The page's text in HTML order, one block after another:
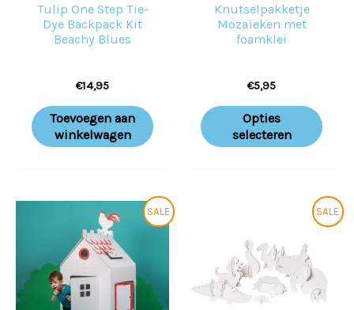
Tulip One Step Tie-
Dye Backpack Kit
Beachy Blues
€14,95
Toevoegen aan
winkelwagen
Knutselpakketje
Mozaïeken met
foamklei
€5,95
Opties
selecteren
SALE
Oorspronkelijke
prijs
was:
€39,95.
Huidige
prijs
SALE
€17,50
€22,50
Dit